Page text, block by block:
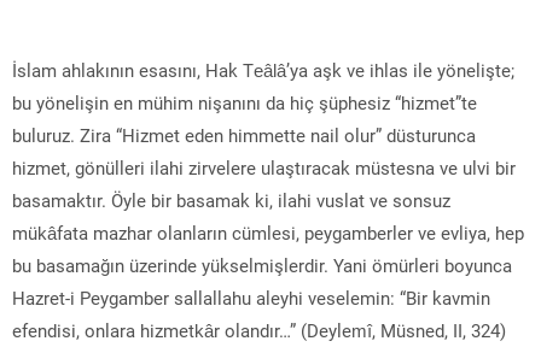
İslam ahlakının esasını, Hak Teâlâ’ya aşk ve ihlas ile yönelişte;
bu yönelişin en mühim nişanını da hiç şüphesiz “hizmet”te
buluruz. Zira “Hizmet eden himmette nail olur” düsturunca
hizmet, gönülleri ilahi zirvelere ulaştıracak müstesna ve ulvi bir
basamaktır. Öyle bir basamak ki, ilahi vuslat ve sonsuz
mükâfata mazhar olanların cümlesi, peygamberler ve evliya, hep
bu basamağın üzerinde yükselmişlerdir. Yani ömürleri boyunca
Hazret-i Peygamber sallallahu aleyhi veselemin: “Bir kavmin
efendisi, onlara hizmetkâr olandır…” (Deylemî, Müsned, II, 324)